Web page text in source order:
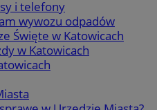
i telefony
wywozu odpadów
Święte w Katowicach
w Katowicach